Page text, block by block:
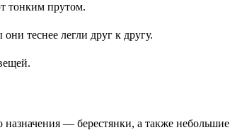
тонким прутом.
теснее легли друг к другу.
— берестянки, а также небольшие